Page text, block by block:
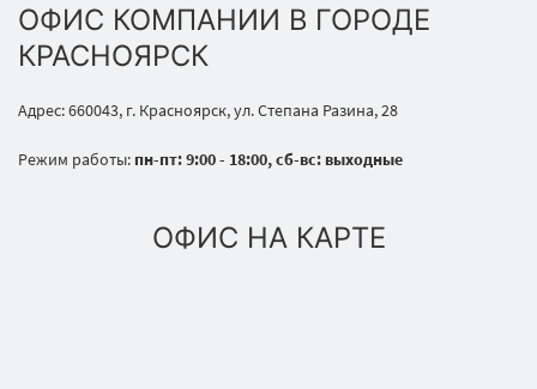
ОФИС КОМПАНИИ В ГОРОДЕ
КРАСНОЯРСК
Адрес: 660043, г. Красноярск, ул. Степана Разина, 28
Режим работы: пн-пт: 9:00 - 18:00, сб-вс: выходные
ОФИС НА КАРТЕ